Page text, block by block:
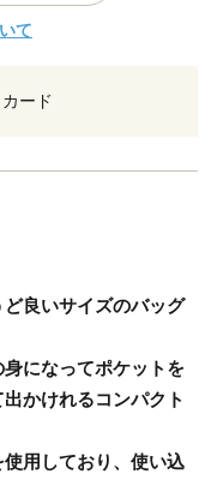
て
ード
良いサイズのバッグ
になってポケットを
かけれるコンパクト
用しており、使い込